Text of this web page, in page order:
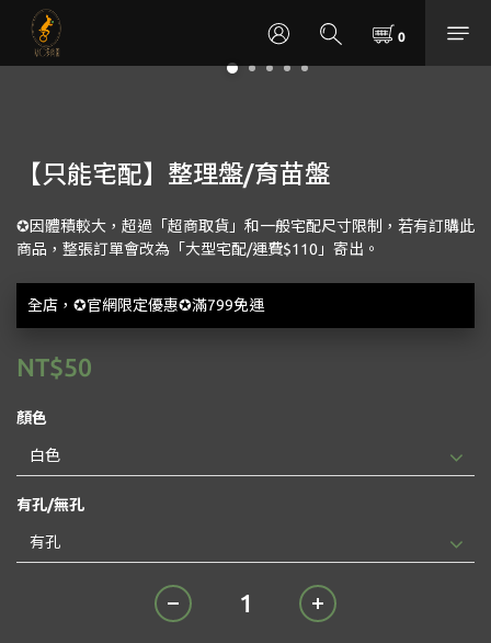
【只能宅配】整理盤/育苗盤
✪因體積較大，超過「超商取貨」和一般宅配尺寸限制，若有訂購此
商品，整張訂單會改為「大型宅配/運費$110」寄出。
全店，✪官網限定優惠✪滿799免運
NT$50
顏色
有孔/無孔